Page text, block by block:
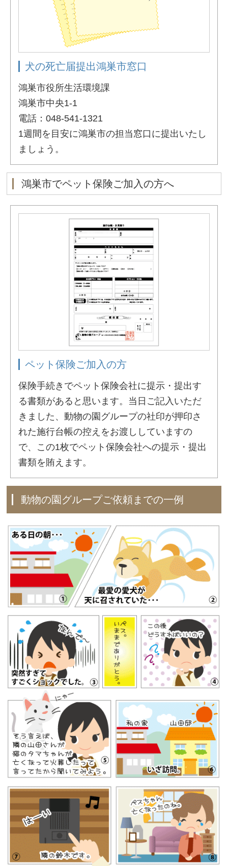
犬の死亡届提出鴻巣市窓口
鴻巣市役所生活環境課
鴻巣市中央1-1
電話：048-541-1321
1週間を目安に鴻巣市の担当窓口に提出いたし
ましょう。
鴻巣市でペット保険ご加入の方へ
ペット保険ご加入の方
保険手続きでペット保険会社に提示・提出す
る書類があると思います。当日ご記入いただ
きました、動物の園グループの社印が押印さ
れた施行台帳の控えをお渡ししていますの
で、この1枚でペット保険会社への提示・提出
書類を賄えます。
動物の園グループご依頼までの一例